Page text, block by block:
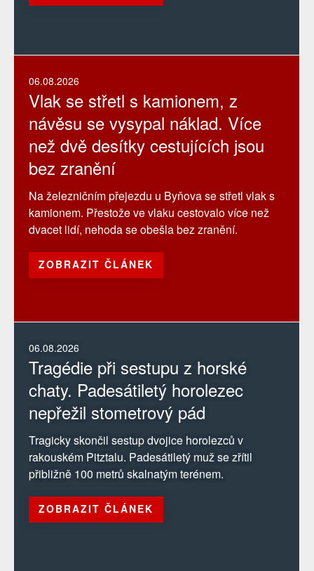
06.08.2026
Tragédie při sestupu z horské
chaty. Padesátiletý horolezec
nepřežil stometrový pád
Tragicky skončil sestup dvojice horolezců v
rakouském Pitztalu. Padesátiletý muž se zřítil
přibližně 100 metrů skalnatým terénem.
ZOBRAZIT ČLÁNEK
06.08.2026
Vlak se střetl s kamionem, z
návěsu se vysypal náklad. Více
než dvě desítky cestujících jsou
bez zranění
Na železničním přejezdu u Byňova se střetl vlak s
kamionem. Přestože ve vlaku cestovalo více než
dvacet lidí, nehoda se obešla bez zranění.
ZOBRAZIT ČLÁNEK